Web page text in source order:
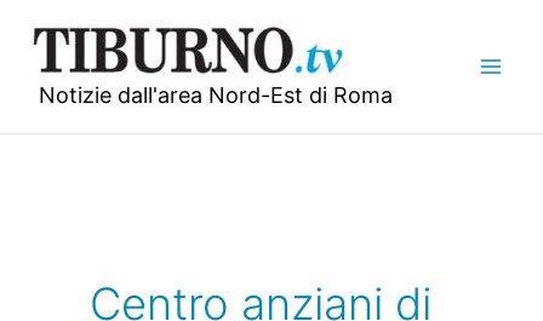
contenuto
Notizie dall'area Nord-Est di Roma
Centro anziani di